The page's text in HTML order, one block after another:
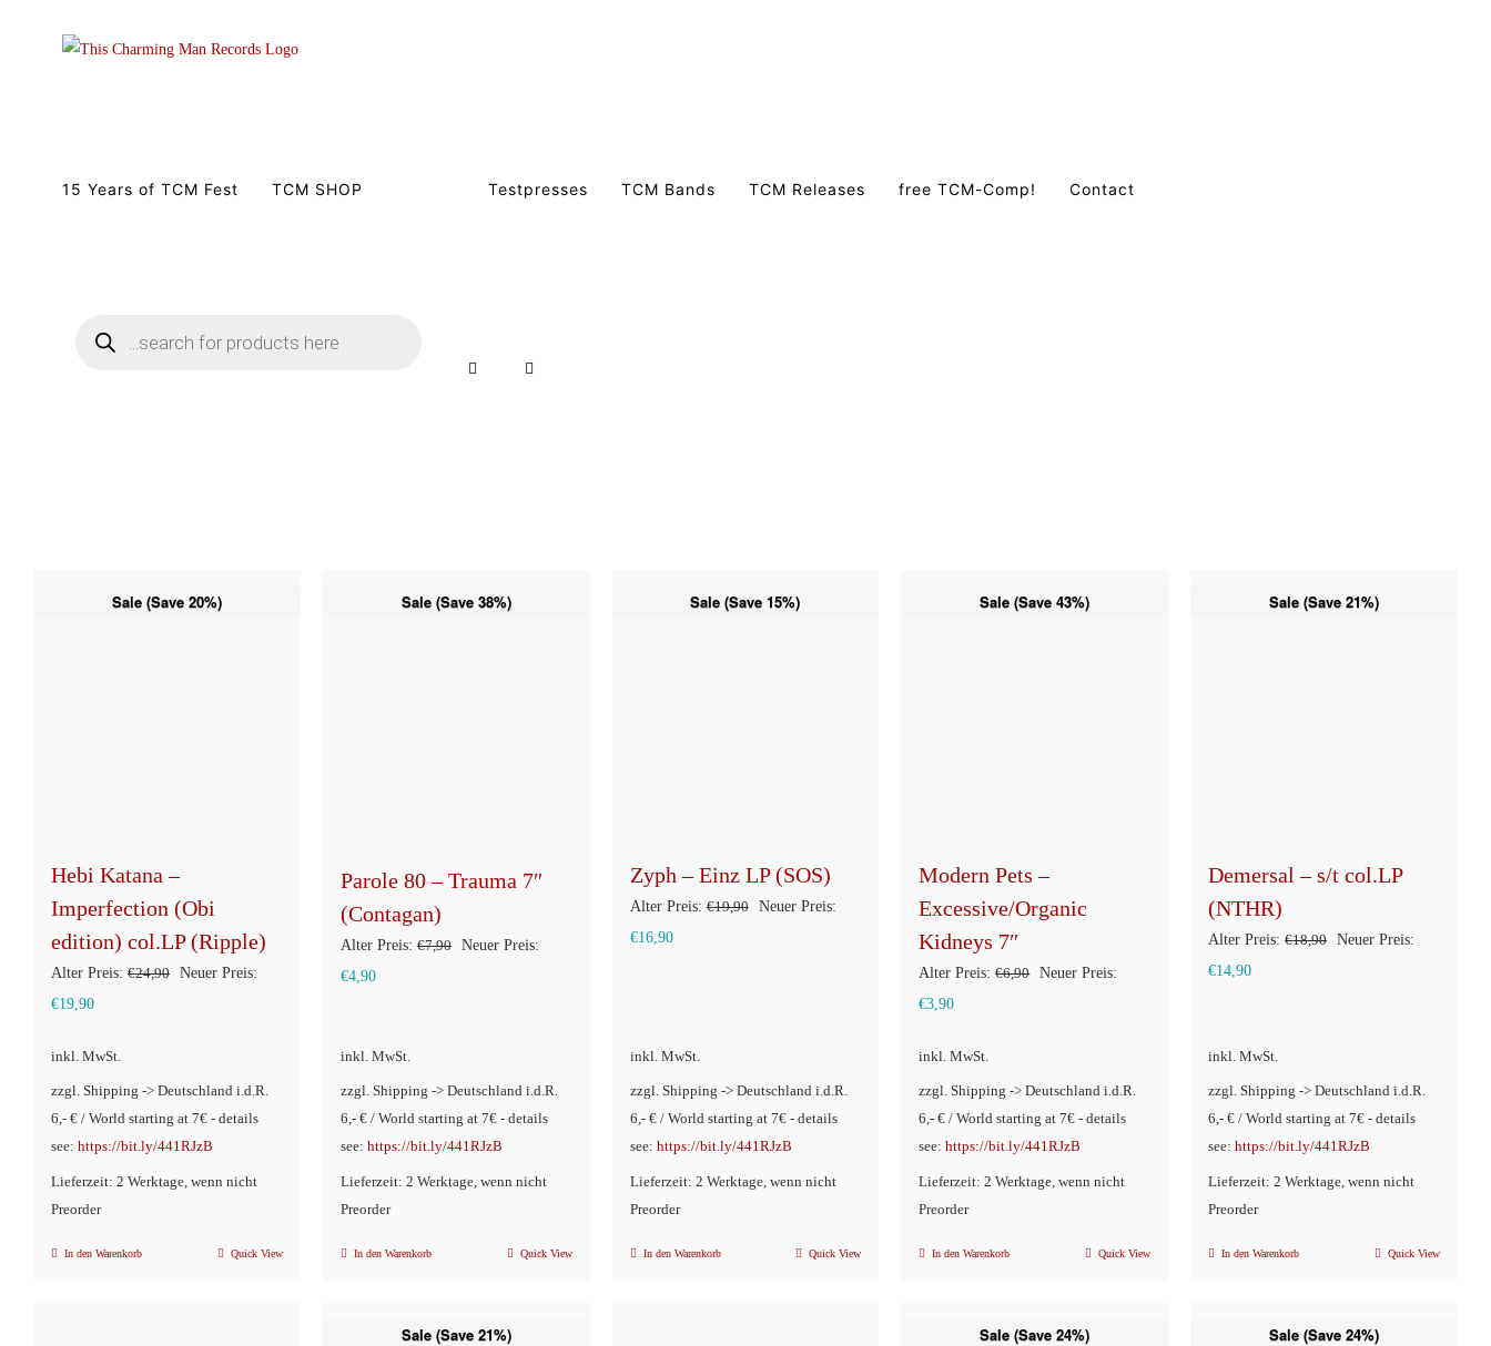
15 Years of TCM Fest TCM SHOP Testpresses TCM Bands TCM Releases free TCM-Comp! Contact
search
Sale (Save 20%)
Hebi Katana –
Imperfection (Obi
edition) col.LP (Ripple)
Alter Preis: €24,90 Ursprünglicher
Neuer Preis:
€19,90Aktueller
ist:
€19,90.
inkl. MwSt.
zzgl. Shipping -> Deutschland i.d.R.
6,- € / World starting at 7€ - details
see: https://bit.ly/441RJzB
Lieferzeit: 2 Werktage, wenn nicht
Preorder
In den Warenkorb Quick View
Sale (Save 38%)
Parole 80 – Trauma 7″
(Contagan)
Alter Preis: €7,90
Ursprünglicher
Neuer Preis:
€4,90Aktueller
inkl. MwSt.
zzgl. Shipping -> Deutschland i.d.R.
6,- € / World starting at 7€ - details
see: https://bit.ly/441RJzB
Lieferzeit: 2 Werktage, wenn nicht
Preorder
In den Warenkorb Quick View
Sale (Save 15%)
Zyph – Einz LP (SOS)
Alter Preis: €19,90
Ursprünglicher
Neuer Preis:
€16,90Aktueller
inkl. MwSt.
zzgl. Shipping -> Deutschland i.d.R.
6,- € / World starting at 7€ - details
see: https://bit.ly/441RJzB
Lieferzeit: 2 Werktage, wenn nicht
Preorder
In den Warenkorb Quick View
Sale (Save 43%)
Modern Pets –
Excessive/Organic
Kidneys 7″
Alter Preis: €6,90 Ursprünglicher
Neuer Preis:
€3,90Aktueller
ist:
€3,90.
inkl. MwSt.
zzgl. Shipping -> Deutschland i.d.R.
6,- € / World starting at 7€ - details
see:https://bit.ly/441RJzB
Lieferzeit: 2 Werktage, wenn nicht
Preorder
In den Warenkorb Quick View
Sale (Save 21%)
Demersal – s/t col.LP
(NTHR)
Alter Preis: €18,90 Ursprünglicher
Neuer Preis:
€14,90Aktueller
€14,90.
inkl. MwSt.
zzgl. Shipping -> Deutschland i.d.R.
6,- € / World starting at 7€ - details
see:https://bit.ly/441RJzB
Lieferzeit: 2 Werktage, wenn nicht
Preorder
In den Warenkorb Quick View
Sale (Save 21%) Sale (Save 24%) Sale (Save 24%)